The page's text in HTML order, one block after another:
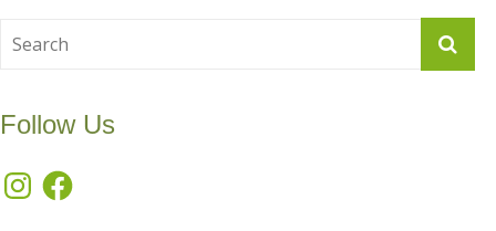
Follow Us
InstagramFacebook